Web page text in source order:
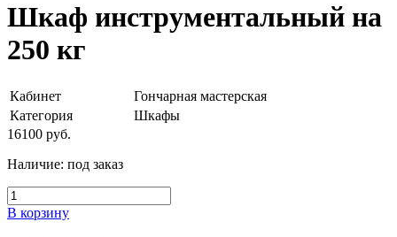
Шкаф инструментальный на
250 кг
Кабинет
Гончарная мастерская
Категория
Шкафы
16100 руб.
Наличие: под заказ
В корзину